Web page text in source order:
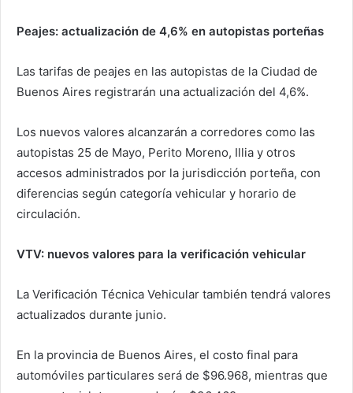
Peajes: actualización de 4,6% en autopistas porteñas
Las tarifas de peajes en las autopistas de la Ciudad de
Buenos Aires registrarán una actualización del 4,6%.
Los nuevos valores alcanzarán a corredores como las
autopistas 25 de Mayo, Perito Moreno, Illia y otros
accesos administrados por la jurisdicción porteña, con
diferencias según categoría vehicular y horario de
circulación.
VTV: nuevos valores para la verificación vehicular
La Verificación Técnica Vehicular también tendrá valores
actualizados durante junio.
En la provincia de Buenos Aires, el costo final para
automóviles particulares será de $96.968, mientras que